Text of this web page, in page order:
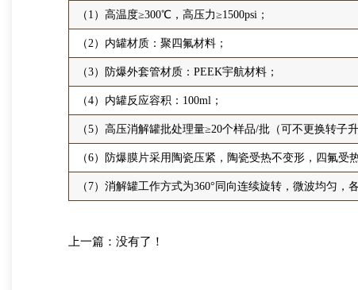
（1）高温度≥300℃，高压力≥1500psi；
（2）内罐材质：聚四氟材料；
（3）防爆外套管材质：PEEK宇航材料；
（4）内罐反应容积：100ml；
（5）高压消解罐批处理量≥20个样品/批（可不更换转子
（6）防爆膜片采用陶瓷压紧，陶瓷受热不变形，四氟受
（7）消解罐工作方式为360°同向连续旋转，微波均匀
上一篇：没有了！